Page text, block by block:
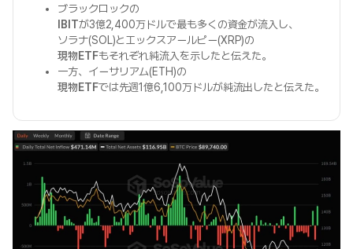
ブラックロックの
IBITが3億2,400万ドルで最も多くの資金が流入し、
ソラナ(SOL)とエックスアールピー(XRP)の
現物ETFもそれぞれ純流入を示したと伝えた。
一方、イーサリアム(ETH)の
現物ETFでは先週1億6,100万ドルが純流出したと伝えた。